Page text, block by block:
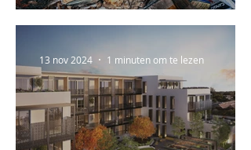
13 nov 2024 1 minuten om te lezen